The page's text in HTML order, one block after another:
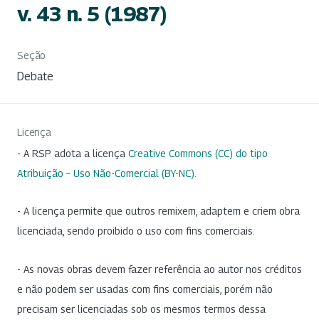
v. 43 n. 5 (1987)
Seção
Debate
Licença
- A RSP adota a licença Creative Commons (CC) do tipo
Atribuição – Uso Não-Comercial (BY-NC)
- A licença permite que outros remixem, adaptem e criem obra
licenciada, sendo proibido o uso com fins comerciais.
- As novas obras devem fazer referência ao autor nos créditos
e não podem ser usadas com fins comerciais, porém não
precisam ser licenciadas sob os mesmos termos dessa